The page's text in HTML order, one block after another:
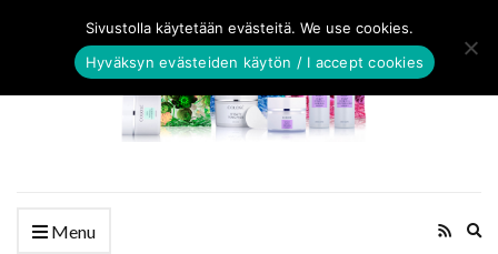
Menu
Sivustolla käytetään evästeitä. We use cookies.
Hyväksyn evästeiden käytön / I accept cookies